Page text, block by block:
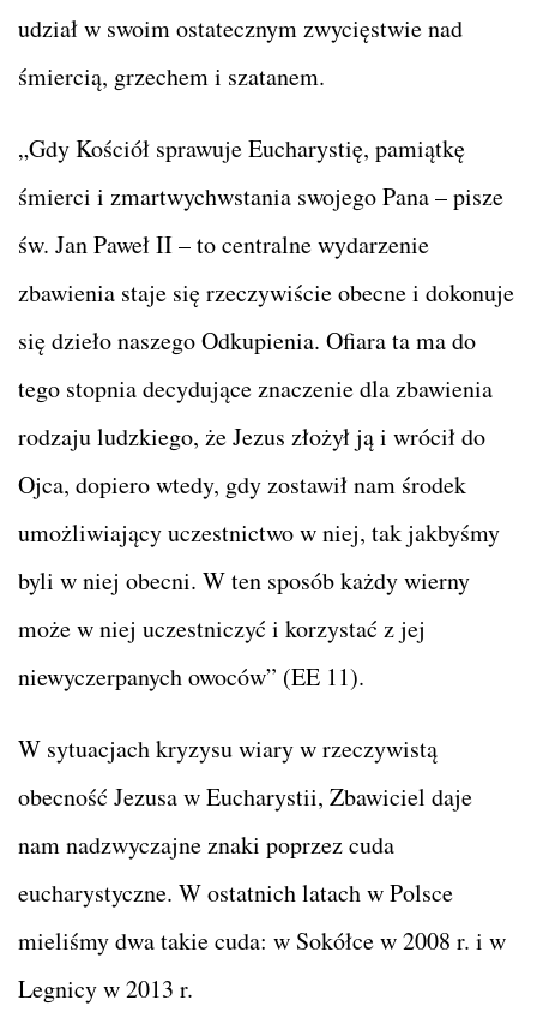
udział w swoim ostatecznym zwycięstwie nad
śmiercią, grzechem i szatanem.
„Gdy Kościół sprawuje Eucharystię, pamiątkę
śmierci i zmartwychwstania swojego Pana – pisze
św. Jan Paweł II – to centralne wydarzenie
zbawienia staje się rzeczywiście obecne i dokonuje
się dzieło naszego Odkupienia. Ofiara ta ma do
tego stopnia decydujące znaczenie dla zbawienia
rodzaju ludzkiego, że Jezus złożył ją i wrócił do
Ojca, dopiero wtedy, gdy zostawił nam środek
umożliwiający uczestnictwo w niej, tak jakbyśmy
byli w niej obecni. W ten sposób każdy wierny
może w niej uczestniczyć i korzystać z jej
niewyczerpanych owoców” (EE 11).
W sytuacjach kryzysu wiary w rzeczywistą
obecność Jezusa w Eucharystii, Zbawiciel daje
nam nadzwyczajne znaki poprzez cuda
eucharystyczne. W ostatnich latach w Polsce
mieliśmy dwa takie cuda: w Sokółce w 2008 r. i w
Legnicy w 2013 r.